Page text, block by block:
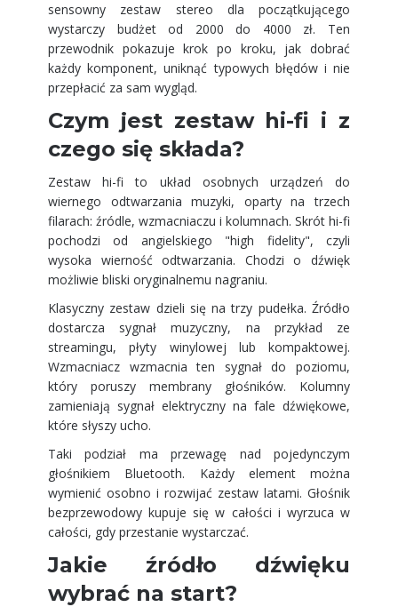
sensowny zestaw stereo dla początkującego
wystarczy budżet od 2000 do 4000 zł. Ten
przewodnik pokazuje krok po kroku, jak dobrać
każdy komponent, uniknąć typowych błędów i nie
przepłacić za sam wygląd.
Czym jest zestaw hi-fi i z
czego się składa?
Zestaw hi-fi to układ osobnych urządzeń do
wiernego odtwarzania muzyki, oparty na trzech
filarach: źródle, wzmacniaczu i kolumnach. Skrót hi-fi
pochodzi od angielskiego "high fidelity", czyli
wysoka wierność odtwarzania. Chodzi o dźwięk
możliwie bliski oryginalnemu nagraniu.
Klasyczny zestaw dzieli się na trzy pudełka. Źródło
dostarcza sygnał muzyczny, na przykład ze
streamingu, płyty winylowej lub kompaktowej.
Wzmacniacz wzmacnia ten sygnał do poziomu,
który poruszy membrany głośników. Kolumny
zamieniają sygnał elektryczny na fale dźwiękowe,
które słyszy ucho.
Taki podział ma przewagę nad pojedynczym
głośnikiem Bluetooth. Każdy element można
wymienić osobno i rozwijać zestaw latami. Głośnik
bezprzewodowy kupuje się w całości i wyrzuca w
całości, gdy przestanie wystarczać.
Jakie źródło dźwięku
wybrać na start?